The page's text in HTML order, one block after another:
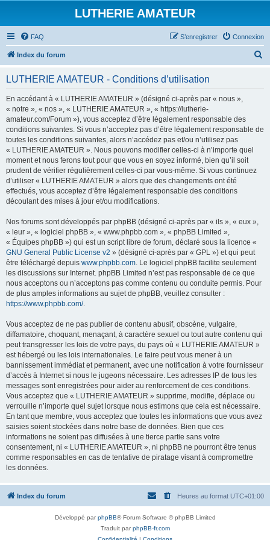
LUTHERIE AMATEUR
FAQ Connexion
S’enregistrer
Index du forum
LUTHERIE AMATEUR - Conditions d’utilisation
En accédant à « LUTHERIE AMATEUR » (désigné ci-après par « nous »,
« notre », « nos », « LUTHERIE AMATEUR », « https://lutherie-
amateur.com/Forum »), vous acceptez d’être légalement responsable des
conditions suivantes. Si vous n’acceptez pas d’être légalement responsable de
toutes les conditions suivantes, alors n’accédez pas et/ou n’utilisez pas
« LUTHERIE AMATEUR ». Nous pouvons modifier celles-ci à n’importe quel
moment et nous ferons tout pour que vous en soyez informé, bien qu’il soit
prudent de vérifier régulièrement celles-ci par vous-même. Si vous continuez
d’utiliser « LUTHERIE AMATEUR » alors que des changements ont été
effectués, vous acceptez d’être légalement responsable des conditions
découlant des mises à jour et/ou modifications.
Nos forums sont développés par phpBB (désigné ci-après par « ils », « eux »,
« leur », « logiciel phpBB », « www.phpbb.com », « phpBB Limited »,
« Équipes phpBB ») qui est un script libre de forum, déclaré sous la licence «
GNU General Public License v2 » (désigné ci-après par « GPL ») et qui peut
être téléchargé depuis www.phpbb.com. Le logiciel phpBB facilite seulement
les discussions sur Internet. phpBB Limited n’est pas responsable de ce que
nous acceptons ou n’acceptons pas comme contenu ou conduite permis. Pour
de plus amples informations au sujet de phpBB, veuillez consulter :
https://www.phpbb.com/.
Vous acceptez de ne pas publier de contenu abusif, obscène, vulgaire,
diffamatoire, choquant, menaçant, à caractère sexuel ou tout autre contenu qui
peut transgresser les lois de votre pays, du pays où « LUTHERIE AMATEUR »
est hébergé ou les lois internationales. Le faire peut vous mener à un
bannissement immédiat et permanent, avec une notification à votre fournisseur
d’accès à Internet si nous le jugeons nécessaire. Les adresses IP de tous les
messages sont enregistrées pour aider au renforcement de ces conditions.
Vous acceptez que « LUTHERIE AMATEUR » supprime, modifie, déplace ou
verrouille n’importe quel sujet lorsque nous estimons que cela est nécessaire.
En tant que membre, vous acceptez que toutes les informations que vous avez
saisies soient stockées dans notre base de données. Bien que ces
informations ne soient pas diffusées à une tierce partie sans votre
consentement, ni « LUTHERIE AMATEUR », ni phpBB ne pourront être tenus
comme responsables en cas de tentative de piratage visant à compromettre
les données.
Index du forum Heures au format UTC+01:00
Développé parphpBB® Forum Software © phpBB Limited
Traduit parphpBB-fr.com